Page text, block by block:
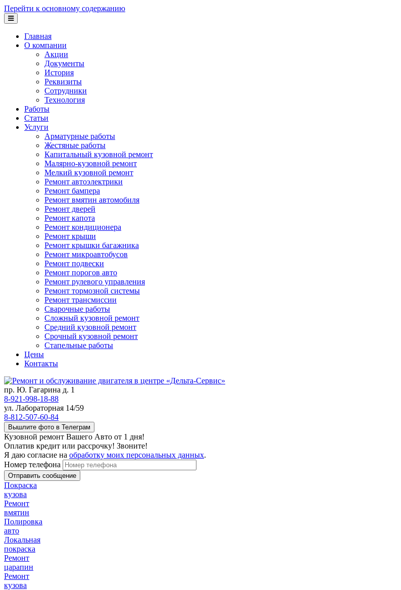
Перейти к основному содержанию
Главная
О компании
Акции
Документы
История
Реквизиты
Сотрудники
Технология
Работы
Статьи
Услуги
Арматурные работы
Жестяные работы
Капитальный кузовной ремонт
Малярно-кузовной ремонт
Мелкий кузовной ремонт
Ремонт автоэлектрики
Ремонт бампера
Ремонт вмятин автомобиля
Ремонт дверей
Ремонт капота
Ремонт кондиционера
Ремонт крыши
Ремонт крышки багажника
Ремонт микроавтобусов
Ремонт подвески
Ремонт порогов авто
Ремонт рулевого управления
Ремонт тормозной системы
Ремонт трансмиссии
Сварочные работы
Сложный кузовной ремонт
Средний кузовной ремонт
Срочный кузовной ремонт
Стапельные работы
Цены
Контакты
пр. Ю. Гагарина д. 1
8-921-998-18-88
ул. Лабораторная 14/59
8-812-507-60-84
Вышлите фото в Телеграм
Кузовной ремонт Вашего Авто от 1 дня!
Оплатив кредит или рассрочку! Звоните!
Я даю согласие на обработку моих персональных данных.
Номер телефона
Покраска
кузова
Ремонт
вмятин
Полировка
авто
Локальная
покраска
Ремонт
царапин
Ремонт
кузова